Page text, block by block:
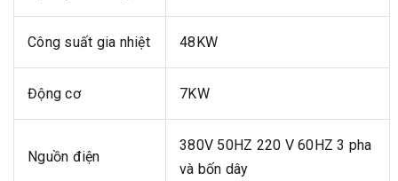
Công suất gia nhiệt 48KW
Động cơ 7KW
Nguồn điện
380V 50HZ 220 V 60HZ 3 pha
và bốn dây